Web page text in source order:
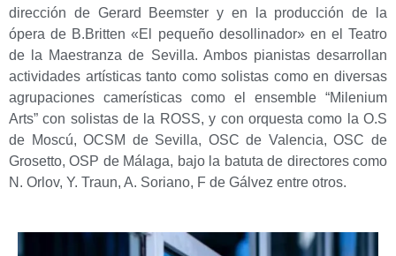
dirección de Gerard Beemster y en la producción de la
ópera de B.Britten «El pequeño desollinador» en el Teatro
de la Maestranza de Sevilla. Ambos pianistas desarrollan
actividades artísticas tanto como solistas como en diversas
agrupaciones camerísticas como el ensemble “Milenium
Arts” con solistas de la ROSS, y con orquesta como la O.S
de Moscú, OCSM de Sevilla, OSC de Valencia, OSC de
Grosetto, OSP de Málaga, bajo la batuta de directores como
N. Orlov, Y. Traun, A. Soriano, F de Gálvez entre otros.